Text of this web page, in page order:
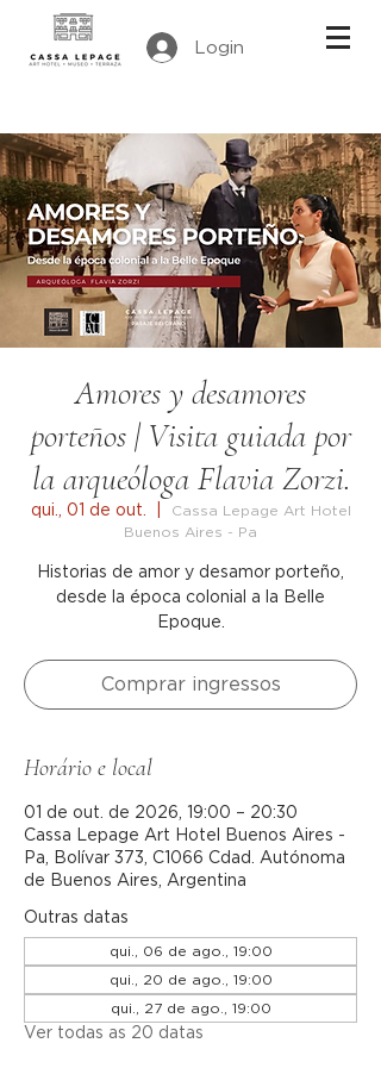
Login
Amores y desamores
porteños | Visita guiada por
la arqueóloga Flavia Zorzi.
qui., 01 de out.
Cassa Lepage Art Hotel
Buenos Aires - Pa
Historias de amor y desamor porteño,
desde la época colonial a la Belle
Epoque.
Comprar ingressos
Horário e local
01 de out. de 2026, 19:00 – 20:30
Cassa Lepage Art Hotel Buenos Aires -
Pa, Bolívar 373, C1066 Cdad. Autónoma
de Buenos Aires, Argentina
Outras datas
qui., 06 de ago., 19:00
qui., 20 de ago., 19:00
qui., 27 de ago., 19:00
Ver todas as 20 datas